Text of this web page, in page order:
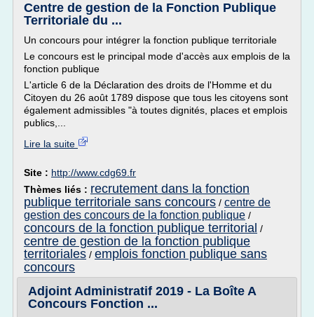
Centre de gestion de la Fonction Publique
Territoriale du ...
Un concours pour intégrer la fonction publique territoriale
Le concours est le principal mode d'accès aux emplois de la
fonction publique
L'article 6 de la Déclaration des droits de l'Homme et du
Citoyen du 26 août 1789 dispose que tous les citoyens sont
également admissibles "à toutes dignités, places et emplois
publics,...
Lire la suite
Site : http://www.cdg69.fr
Thèmes liés : recrutement dans la fonction
publique territoriale sans concours / centre de
gestion des concours de la fonction publique /
concours de la fonction publique territorial /
centre de gestion de la fonction publique
territoriales / emplois fonction publique sans
concours
Adjoint Administratif 2019 - La Boîte A
Concours Fonction ...